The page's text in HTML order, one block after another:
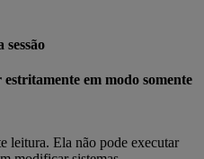
sessão
em modo somente
leitura. Ela não pode executar